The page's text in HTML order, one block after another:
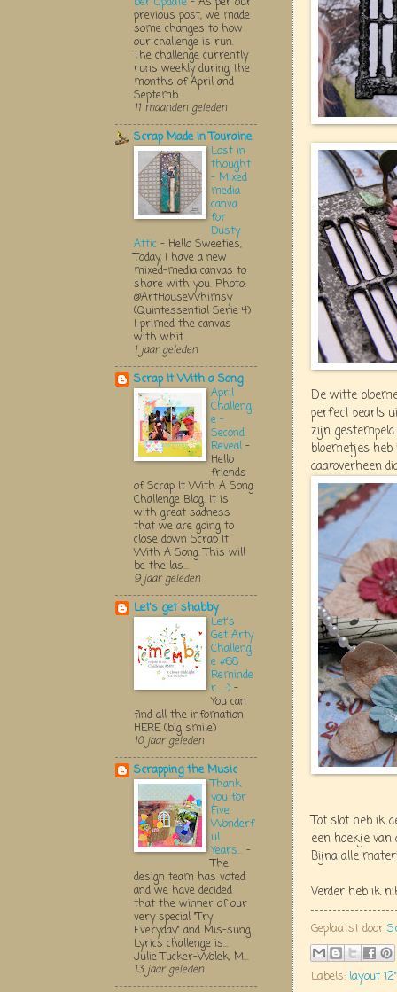
De witte
perfect pearls
zijn
bloemetjes
daaroverheen
Tot slot heb ik
een hoekje van
Bijna alle
Verder heb ik
Geplaatst door
Labels: layout
previous post, we made
some changes to how
our challenge is run.
The challenge currently
runs weekly during the
months of April and
Septemb...
11 maanden geleden
Scrap Made in Touraine
Lost in
thought
- Mixed
media
canva
for
Dusty
Attic - Hello Sweeties,
Today, I have a new
mixed-media canvas to
share with you. Photo:
@ArtHouseWhimsy
(Quintessential Serie 4)
I primed the canvas
with whit...
1 jaar geleden
Scrap It With a Song
April
Challeng
e -
Second
Reveal -
Hello
friends
of Scrap It With A Song
Challenge Blog. It is
with great sadness
that we are going to
close down Scrap It
With A Song. This will
be the las...
9 jaar geleden
Let's get shabby
Let's
Get Arty
Challeng
e #68
Reminde
r.....:) -
You can
find all the infomation
HERE (big smile)
10 jaar geleden
Scrapping the Music
Thank
you for
Five
Wonderf
ul
Years... -
The
design team has voted
and we have decided
that the winner of our
very special "Try
Everyday" and Mis-sung
Lyrics challenge is...
Julie Tucker-Wolek, M...
13 jaar geleden